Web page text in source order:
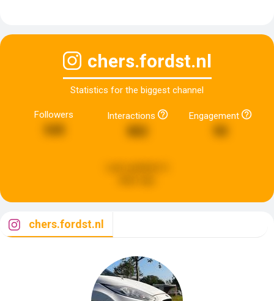
chers.fordst.nl
Statistics for the biggest channel
Followers Interactions
882
Engagement
chers.fordst.nl